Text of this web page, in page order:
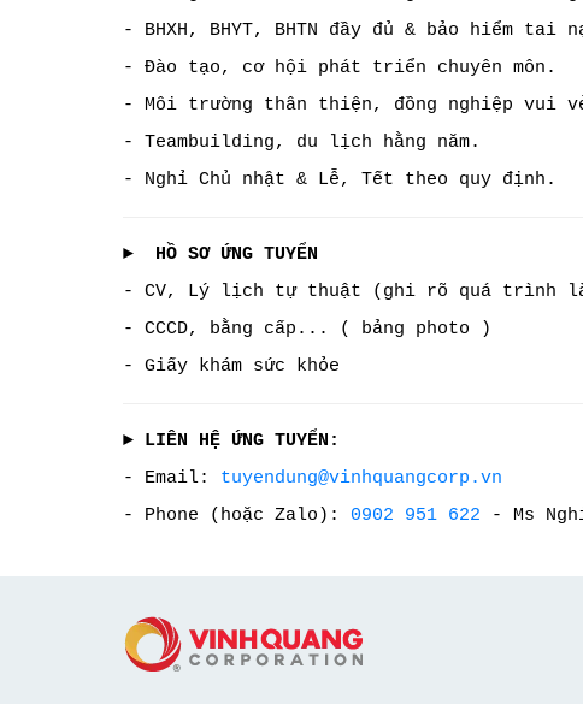
- BHXH, BHYT, BHTN đầy đủ & bảo hiểm tai
- Đào tạo, cơ hội phát triển chuyên môn.
- Môi trường thân thiện, đồng nghiệp vui
- Teambuilding, du lịch hằng năm.
- Nghỉ Chủ nhật & Lễ, Tết theo quy định.
► HỒ SƠ ỨNG TUYỂN
- CV, Lý lịch tự thuật (ghi rõ quá trình
- CCCD, bằng cấp... ( bảng photo )
- Giấy khám sức khỏe
► LIÊN HỆ ỨNG TUYỂN:
- Email: tuyendung@vinhquangcorp.vn
- Phone (hoặc Zalo): 0902 951 622 - Ms